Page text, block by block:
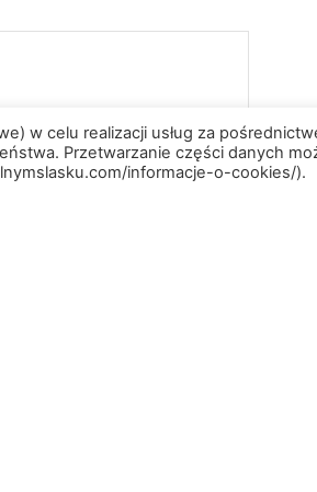
w celu realizacji usług za
Przetwarzanie części danych
informacje-o-cookies/).